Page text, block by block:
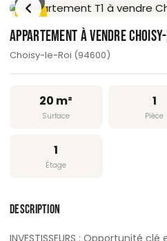
DPE E
APPARTEMENT À VENDRE
Choisy-le-Roi (94600)
20 m²
Surface
1
Pièce
1
Étage
DESCRIPTION
INVESTISSEURS : Opportunité